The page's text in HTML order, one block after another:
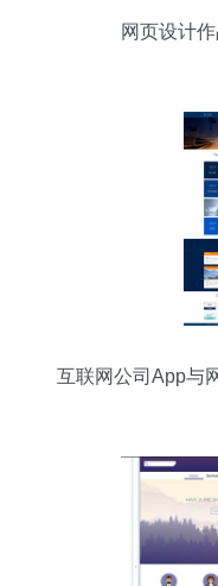
网页设计
互联网公司App与